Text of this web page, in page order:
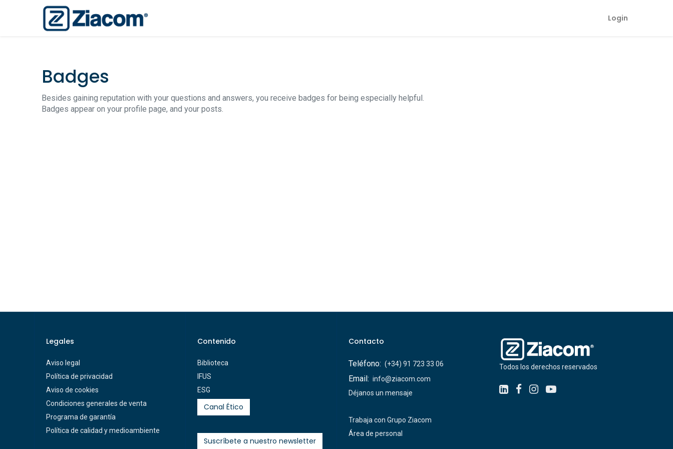
Login
Badges
Besides gaining reputation with your questions and answers, you receive badges for being especially helpful.
Badges appear on your profile page, and your posts.
Legales
Aviso legal
Política de privacidad
Aviso de cookies
Condiciones generales de venta
Programa de garantía
Política de calidad y medioambiente
Contenido
Biblioteca
IFUS
ESG
Canal Ético
Suscríbete a nuestro newsletter
Contacto
Teléfono: (+34) 91 723 33 06
Email: info@ziacom.com
Déjanos un mensaje
Trabaja con Grupo Ziacom
Área de personal
Todos los derechos reservados